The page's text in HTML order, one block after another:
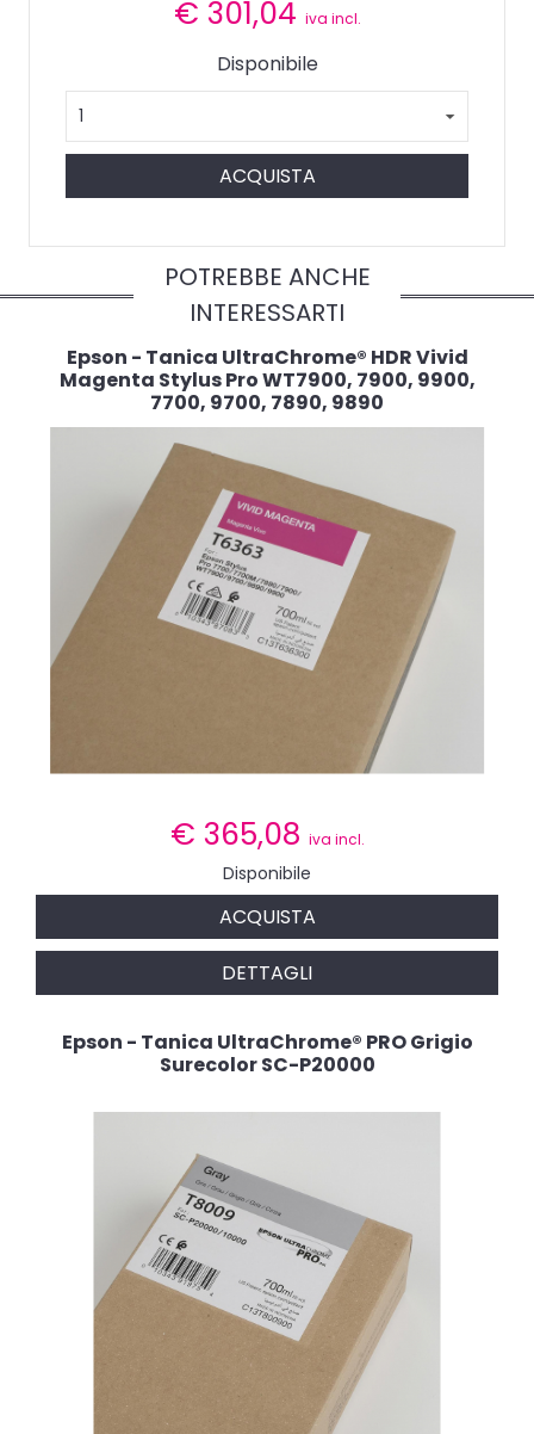
€ 301,04 iva incl.
Disponibile
ACQUISTA
POTREBBE ANCHE
INTERESSARTI
Epson - Tanica UltraChrome® HDR Vivid
Magenta Stylus Pro WT7900, 7900, 9900,
7700, 9700, 7890, 9890
€ 365,08 iva incl.
Disponibile
ACQUISTA
DETTAGLI
Epson - Tanica UltraChrome® PRO Grigio
Surecolor SC-P20000